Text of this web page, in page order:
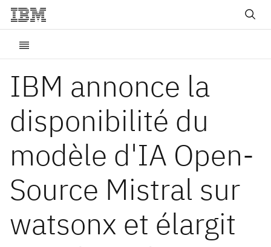
IBM annonce la
disponibilité du
modèle d'IA Open-
Source Mistral sur
watsonx et élargit